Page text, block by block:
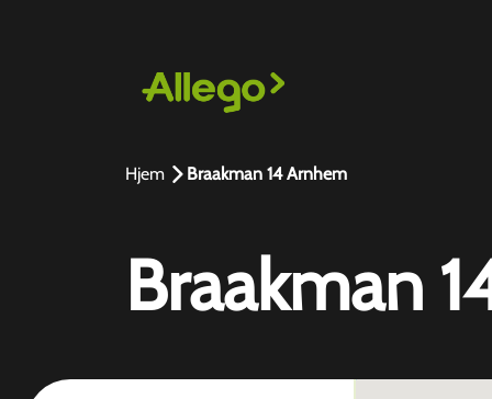
Hjem Braakman 14 Arnhem
Braakman